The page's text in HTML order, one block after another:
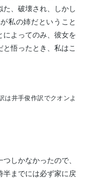
、破壊され、しかし
私の姉だということ
によってのみ、彼女を
悟ったとき、私はこ
は井手俊作訳でクオンよ
しかなかったので、
半までには必ず家に戻